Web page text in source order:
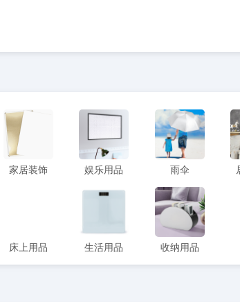
家居装饰 娱乐用品 雨伞
床上用品 生活用品 收纳用品